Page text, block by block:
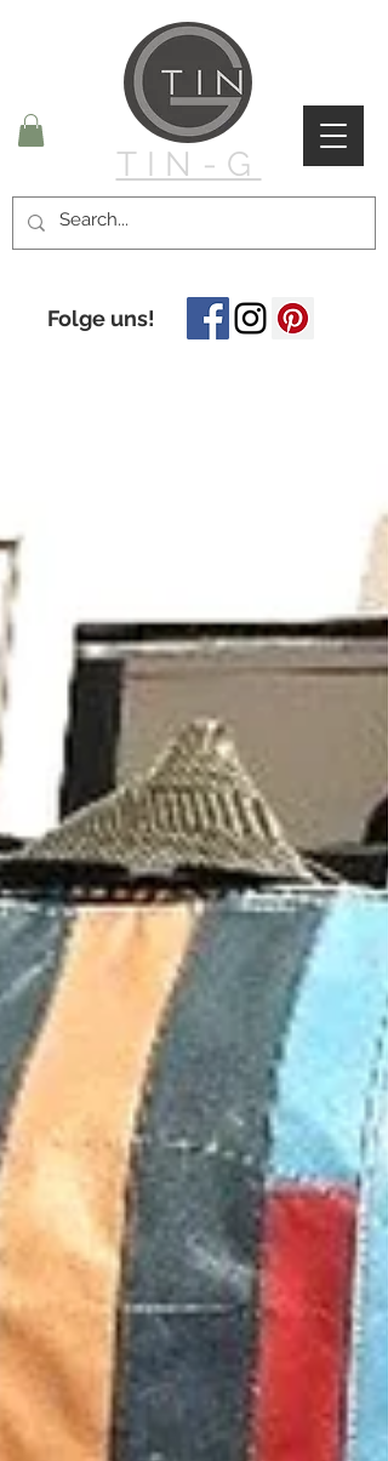
TIN-G
Folge uns!